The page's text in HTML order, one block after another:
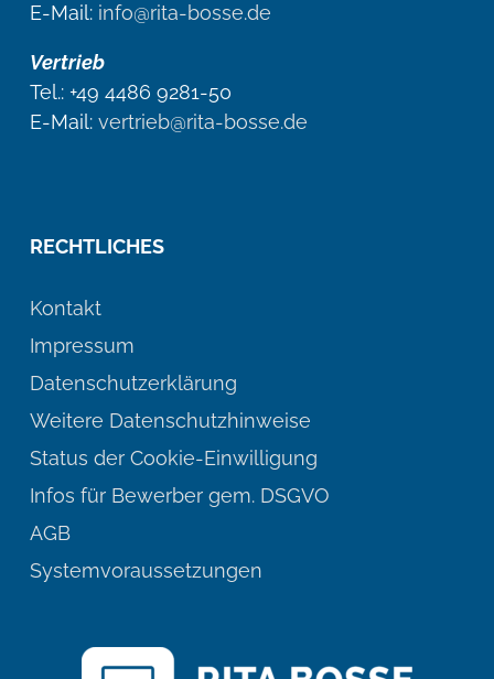
E-Mail: info@rita-bosse.de
Vertrieb
Tel.: +49 4486 9281-50
E-Mail: vertrieb@rita-bosse.de
RECHTLICHES
Kontakt
Impressum
Datenschutzerklärung
Weitere Datenschutzhinweise
Status der Cookie-Einwilligung
Infos für Bewerber gem. DSGVO
AGB
Systemvoraussetzungen